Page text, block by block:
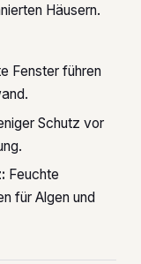
Häusern.
Fenster führen
Schutz vor
Feuchte
für Algen und